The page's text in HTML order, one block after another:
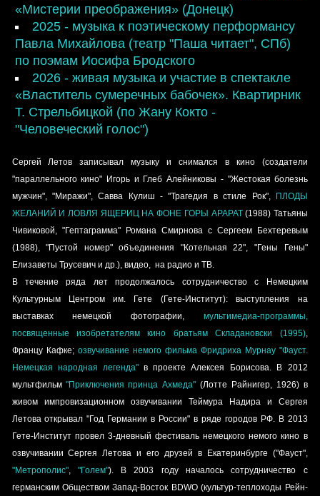
«Мистерии преображения» (Донецк)
2025 - музыка к поэтическому перформансу
Павла Михайлова (театр "Паша читает", СПб)
по поэмам Иосифа Бродского
2026 - живая музыка и участие в спектакле
«Властитель сумеречных бабочек». Квартирник
Т. Стрельбицкой (по Жану Кокто -
"Человеческий голос")
Сергей Летов записывал музыку и снимался в кино (создатели
"параллельного кино" Игорь и Глеб Алейниковы - "Жестокая болезнь
мужчин", "Миражи", Савва Кулиш - "Трагедия в стиле Рок",
ПЛОДЫ
ЖЕЛАНИЙ И ЛОВЛЯ ЯЩЕРИЦ НА ФОНЕ ГОРЫ АРАРАТ(1988) Татьяны
Чивиковой, "Гептаграмма" Романа Смирнова с Сергеем Бехтеревым
(1988), "Пустой номер" объединения "Котельная 22", "Гены Гены"
Елизаветы Трусевич и др.), видео, на радио и ТВ.
В течение ряда лет продолжалось сотрудничество с Немецким
Культурным Центром им. Гете (Гете-Институт): выступления на
выставках немецкой фотографии, мультимедиа-программы,
посвященные изобретателям кино братьям Складановски (1995),
Францу Кафке; озвучивание немого фильма Фридриха Мурнау "Фауст.
Немецкая народная легенда"
в проекте Алексея Борисова . В 2012
мультфильм "Приключения принца Ахмеда"(Лотте Райнигер, 1926) в
живом импровизационном озвучивании Теймура Надира и Сергея
Летова открывал "Год Германии в России" в ряде городов РФ. В 2013
Гете-Институт провел 3-дневный фестиваль немецкого немого кино в
озвучивании Сергея Летова и его друзей в Екатеринбурге ("Фауст",
"Метрополис", "Голем"). В 2003 году началось сотрудничество с
германским Обществом Запад-Восток BDWO(культур-теплоходы Рейн-